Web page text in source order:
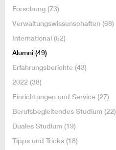
Forschung (73)
Verwaltungswissenschaften (68)
International (52)
Alumni (49)
Erfahrungsberichte (43)
2022 (38)
Einrichtungen und Service (27)
Berufsbegleitendes Studium (22)
Duales Studium (19)
Tipps und Tricks (18)